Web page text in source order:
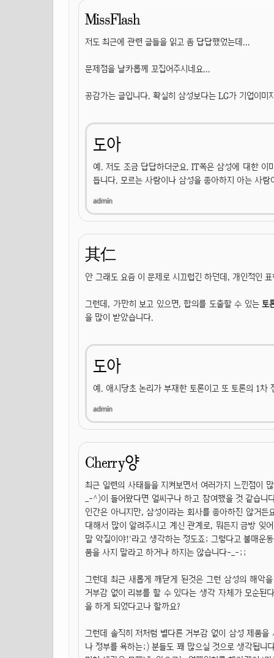
MissFlash
저도 최근에 관련 글들을 읽고 좀 답답했었는데...
문제점을 날카롭께 꼬집어주시네요...
공감가는 글입니다. 확실히 삼성보다는 LG가 기업이
도아
예. 저도 조금 답답하더군요. IT쪽은 삼성에 대한 이
듭니다. 모르는 사람이나 삼성을 좋아하지 아는 사
其仁
안 그래도 요즘 이 문제로 시끄럽긴 하던데, 개인적인
그런데, 가만히 보고 있으면, 합의를 도출할 수 있는토
을 많이 받았습니다.
도아
예. 애시당초 논리가 부재한 토론이고 또 토론의 1차
Cherry양
최근 일련의 사태들을 지켜보면서 여러가지 느낀점이
_-^)이 들어왔다면 얼씨구나 하고 참여했을 것 같습
인간은 아니지만, 삼성이라는 회사를 좋아하진 않거
대해서 많이 알려주시고 계신 관계로, 뭐든지 금방 잊
말 악질이야!'라고 생각하는 정도죠; 그렇다고 불매운
품을 사지 말라고 하거나 하지는 않습니다-_-;;
그런데 최근 새롭게 깨닫게 된것은 그런 삼성의 해악
거부감 없이 리뷰를 할 수 있다는 생각 자체가 모순된
을 하게 되었다고나 할까요?
그런데 솔직히 저처럼 별다른 거부감 없이 삼성 제품
나 정부를 욕하는;) 분들도 꽤 많으실 것으로 생각됩